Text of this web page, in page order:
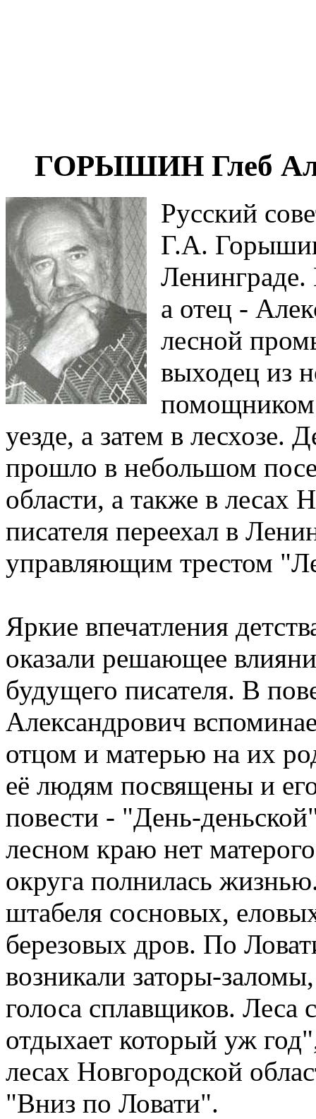
ГОРЫШИН Глеб
Русский
Г.А.
Ленинграде.
а отец -
лесной
выходец из
помощником
уезде, а затем в лесхозе.
прошло в небольшом
области, а также в лесах
писателя переехал в
управляющим трестом
Яркие впечатления
оказали решающее
будущего писателя. В
Александрович
отцом и матерью на их
её людям посвящены и
повести - "День-
лесном краю нет
округа полнилась
штабеля сосновых,
березовых дров. По
возникали заторы-
голоса сплавщиков. Леса
отдыхает который уж
лесах Новгородской
"Вниз по Ловати".